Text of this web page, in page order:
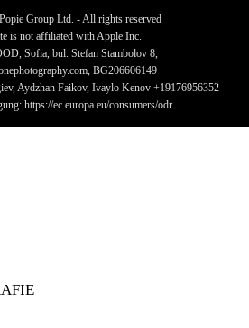
Group Ltd. - All rights reserved
is not affiliated with Apple Inc.
Sofia, bul. Stefan Stambolov 8,
BG206606149
Aydzhan Faikov, Ivaylo Kenov +19176956352
https://ec.europa.eu/consumers/odr